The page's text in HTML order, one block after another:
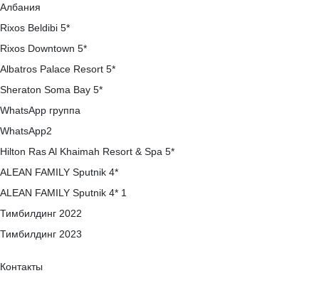
Албания
Rixos Beldibi 5*
Rixos Downtown 5*
Albatros Palace Resort 5*
Sheraton Soma Bay 5*
WhatsApp группа
WhatsApp2
Hilton Ras Al Khaimah Resort & Spa 5*
ALEAN FAMILY Sputnik 4*
ALEAN FAMILY Sputnik 4* 1
Тимбилдинг 2022
Тимбилдинг 2023
Контакты